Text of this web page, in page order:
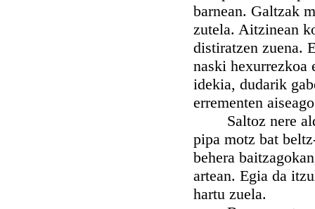
barnean. Galtzak
zutela. Aitzinean
distiratzen zuena.
naski hexurrezkoa
idekia, dudarik
errementen
Saltoz nere
pipa motz bat
behera
artean. Egia da
hartu zuela.